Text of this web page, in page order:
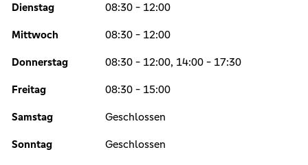
Dienstag 08:30 - 12:00
Mittwoch 08:30 - 12:00
Donnerstag 08:30 - 12:00, 14:00 - 17:30
Freitag 08:30 - 15:00
Samstag Geschlossen
Sonntag Geschlossen